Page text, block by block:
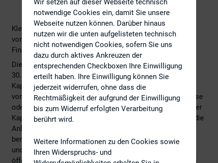
Kleine und mittlere Unternehmen sollen bei der Ausgabe
von Aktien oder Schuldtiteln leichten Zugang zu
Finanzierungen finden
Die Europäische Kommission hat am Montag, den
30.11.2015 im Rahmen ihrer Strategie für eine
Kapitalmarktunion überarbeitete Vorschriften
vorgeschlagen, nach denen sich Unternehmen an der Börse
oder durch ein öffentliches Angebot an potenzielle Anleger
Kapital beschaffen. "Wir brauchen Prospektvorschriften, die
Anlegern die Informationen zur Verfügung stellen, die sie
benötigen – ohne dabei unnötige Kosten zu verursachen
und die Unternehmen davon abzuhalten Geld auf den
öffentlichen Märkten zu besorgen. Der heutige Vorschlag
Wir setzen auf dieser Webseite technisch
notwendige Cookies ein, damit Sie unsere
Webseite nutzen können. Darüber hinaus
nutzen wir die unten aufgelisteten technisch
nicht notwendigen Cookies, sofern Sie uns
dazu durch aktives Ankreuzen der
entsprechenden Checkboxen Ihre Einwilligung
erteilt haben. Ihre Einwilligung können Sie
jederzeit widerrufen, ohne dass die
Rechtmäßigkeit der aufgrund der Einwilligung
bis zum Widerruf erfolgten Verarbeitung
berührt wird.
Weitere Informationen zu den Cookies sowie
Ihren Widerspruchs- und